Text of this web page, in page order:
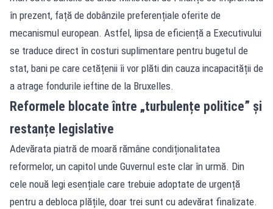
în prezent, față de dobânzile preferențiale oferite de
mecanismul european. Astfel, lipsa de eficiență a Executivului
se traduce direct în costuri suplimentare pentru bugetul de
stat, bani pe care cetățenii îi vor plăti din cauza incapacității de
a atrage fondurile ieftine de la Bruxelles.
Reformele blocate între „turbulențe politice” și
restanțe legislative
Adevărata piatră de moară rămâne condiționalitatea
reformelor, un capitol unde Guvernul este clar în urmă. Din
cele nouă legi esențiale care trebuie adoptate de urgență
pentru a debloca plățile, doar trei sunt cu adevărat finalizate.